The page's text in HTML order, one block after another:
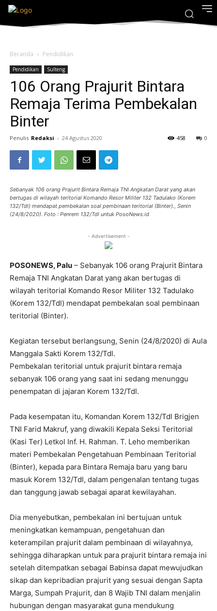
Beranda Pendidikan
Pendidikan Sulteng
106 Orang Prajurit Bintara
Remaja Terima Pembekalan
Binter
Penulis Redaksi - 24 Agustus 2020 0
458
Sebanyak 106 orang Prajurit Bintara Remaja TNI Angkatan Darat yang akan
bertugas di wilayah teritorial Komando Resor Militer 132 Tadulako (Korem
132/Tdl) mendapat pembekalan soal pembinaan teritorial (Binter)., Senin
(24/8/2020). Foto : Penrem 132/Tdl untuk PosoNews.id
- Advertisement -
POSONEWS, Palu – Sebanyak 106 orang Prajurit Bintara
Remaja TNI Angkatan Darat yang akan bertugas di
wilayah teritorial Komando Resor Militer 132 Tadulako
(Korem 132/Tdl) mendapat pembekalan soal pembinaan
teritorial (Binter).
Kegiatan tersebut berlangsung, Senin (24/8/2020) di Aula
Manggala Sakti Korem 132/Tdl.
Pembekalan teritorial untuk prajurit bintara remaja
sebanyak 106 orang yang saat ini sedang menunggu
penempatan di jajaran Korem 132/Tdl.
Pada kesempatan itu, Komandan Korem 132/Tdl Brigjen
TNI Farid Makruf, yang diwakili Kepala Seksi Teritorial
(Kasi Ter) Letkol Inf. H. Rahman. T. Leho memberikan
materi Pembekalan Pengetahuan Pembinaan Teritorial
(Binter), kepada para Bintara Remaja baru yang baru
masuk Korem 132/Tdl, dalam pengenalan tentang tugas
dan tanggung jawab sebagai aparat kewilayahan.
Dia menyebutkan, pembekalan ini bertujuan untuk
meningkatkan kemampuan, pengetahuan dan
keterampilan prajurit dalam pembinaan di wilayahnya,
sehingga diharapkan untuk para prajurit bintara remaja ini
setelah ditempatkan sebagai Babinsa dapat mewujudkan
sikap dan kepribadian prajurit yang sesuai dengan Sapta
Marga, Sumpah Prajurit, dan 8 Wajib TNI dalam menjalin
hubungan dengan masyarakat guna mendukung